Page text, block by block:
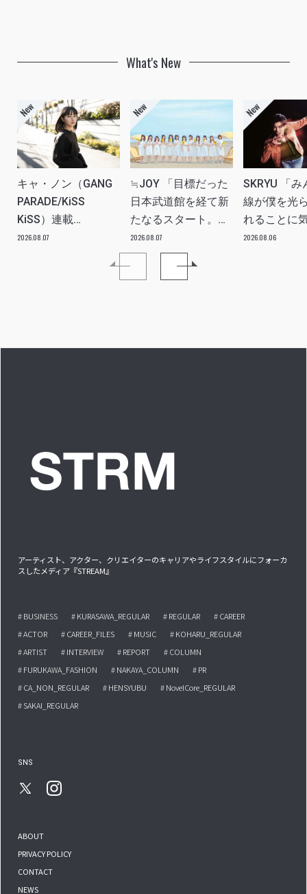
What's New
キャ・ノン（GANG
PARADE/KiSS
KiSS）連載
vol.113「読者からの
質問”のんちゃんはラ
2026.08.07
≒JOY 「目標だった
日本武道館を経て新
たなるスタート。
≒JOYにしかない魅
力を磨いていきた
2026.08.07
SKRYU 「み
線が僕を光
れることに
た」
2026.08.06
アーティスト、アクター、クリエイターのキャリアやライフスタイルにフォーカ
スしたメディア『STREAM』
# BUSINESS # KURASAWA_REGULAR # REGULAR
# CAREER
# ACTOR
# CAREER_FILES # MUSIC
# KOHARU_REGULAR
# ARTIST
# INTERVIEW # REPORT
# COLUMN
# FURUKAWA_FASHION
# NAKAYA_COLUMN
# PR
# CA_NON_REGULAR
# HENSYUBU
# NovelCore_REGULAR
# SAKAI_REGULAR
SNS
ABOUT
PRIVACY POLICY
CONTACT
NEWS